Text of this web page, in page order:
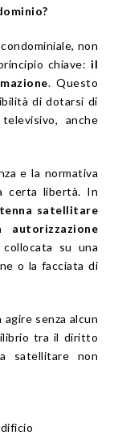
non
chiave: il
. Questo
di dotarsi di
anche
e la normativa
certa libertà. In
satellitare
su una
o la facciata di
senza alcun
tra il diritto
satellitare non